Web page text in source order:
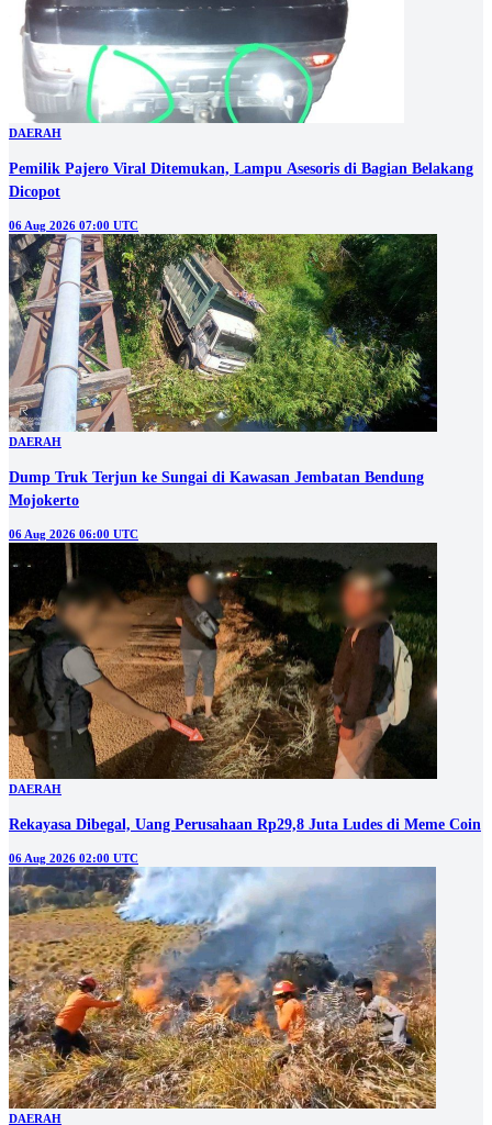
DAERAH
Pemilik Pajero Viral Ditemukan, Lampu Asesoris di Bagian Belakang
Dicopot
06 Aug 2026 07:00 UTC
DAERAH
Dump Truk Terjun ke Sungai di Kawasan Jembatan Bendung
Mojokerto
06 Aug 2026 06:00 UTC
DAERAH
Rekayasa Dibegal, Uang Perusahaan Rp29,8 Juta Ludes di Meme Coin
06 Aug 2026 02:00 UTC
DAERAH